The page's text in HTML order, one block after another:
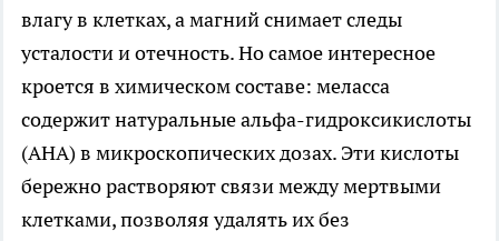
влагу в клетках, а магний снимает следы
усталости и отечность. Но самое интересное
кроется в химическом составе: меласса
содержит натуральные альфа-гидроксикислоты
(АНА) в микроскопических дозах. Эти кислоты
бережно растворяют связи между мертвыми
клетками, позволяя удалять их без